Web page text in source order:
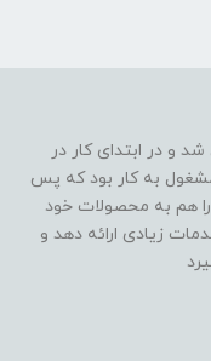
1395 پایه گذاری شد و در ابتدای کار در
به کار بود که پس
هم به محصولات خود
زیادی ارائه دهد و